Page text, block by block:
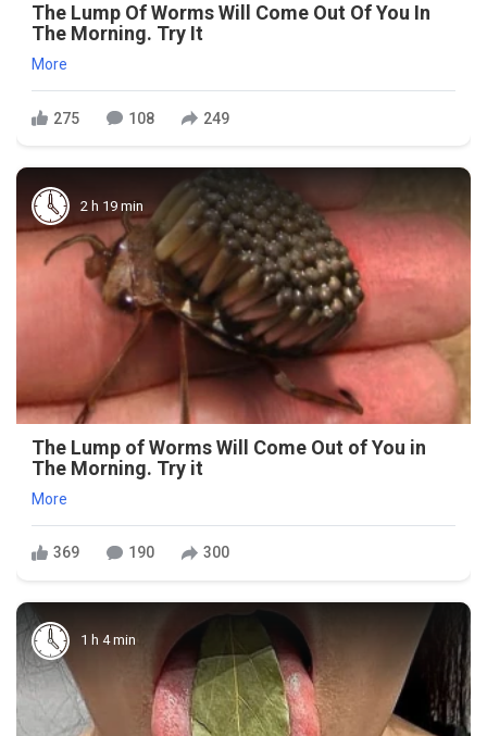
The Lump Of Worms Will Come Out Of You In
The Morning. Try It
More
275 108 249
2 h 19 min
The Lump of Worms Will Come Out of You in
The Morning. Try it
More
369 190 300
1 h 4 min